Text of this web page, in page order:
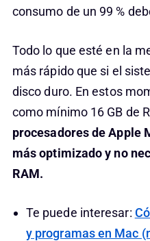
consumo de un 99 %
Todo lo que esté en la
más rápido que si el
disco duro. En estos
como mínimo 16 GB de
procesadores de Apple
más optimizado y no
RAM.
Te puede interesar:
y programas en Mac